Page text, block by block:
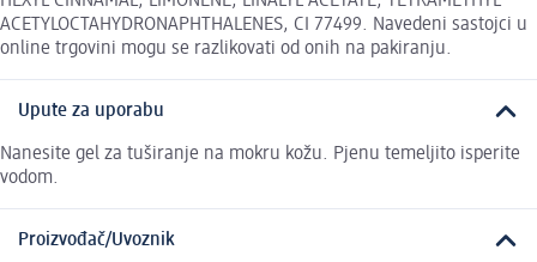
ACETYLOCTAHYDRONAPHTHALENES, CI 77499. Navedeni sastojci u
online trgovini mogu se razlikovati od onih na pakiranju.
Upute za uporabu
Nanesite gel za tuširanje na mokru kožu. Pjenu temeljito isperite
vodom.
Proizvođač/Uvoznik